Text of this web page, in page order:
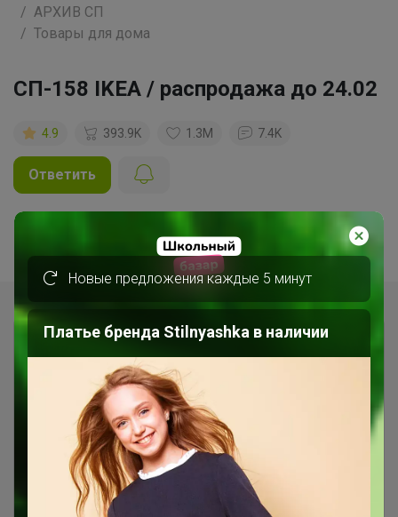
АРХИВ СП
Товары для дома
СП-158 IKEA / распродажа до 24.02
4.9 393.9K 1.3M 7.4K
Ответить
Показаны записи1-10из76.
Новые предложения каждые 5 минут
Платье бренда Stilnyashka в наличии